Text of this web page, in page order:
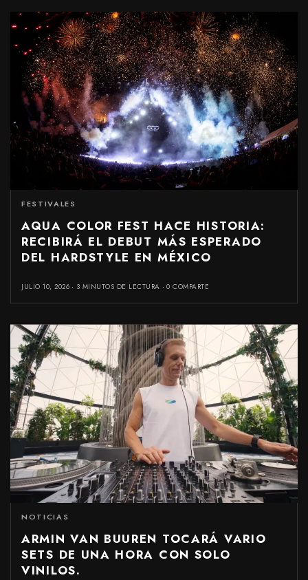
FESTIVALES
AQUA COLOR FEST HACE HISTORIA:
RECIBIRÁ EL DEBUT MÁS ESPERADO
DEL HARDSTYLE EN MÉXICO
JULIO 10, 2026 3 MINUTOS DE LECTURA 0 COMPARTE
NOTICIAS
ARMIN VAN BUUREN TOCARÁ VARIO
SETS DE UNA HORA CON SOLO
VINILOS.